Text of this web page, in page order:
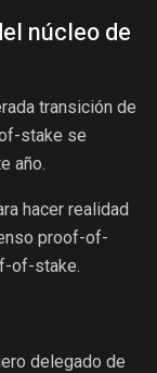
núcleo de
transición de
stake se
año.
hacer realidad
proof-of-
of-stake.
delegado de